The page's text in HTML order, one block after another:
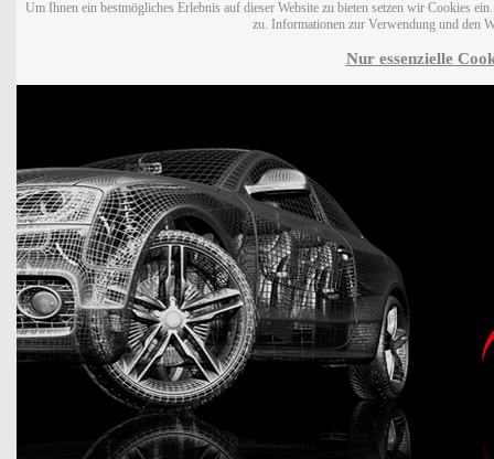
Um Ihnen ein bestmögliches Erlebnis auf dieser Website zu bieten setzen wir Cookies
zu. Informationen zur Verwendung und den
Nur essenzielle